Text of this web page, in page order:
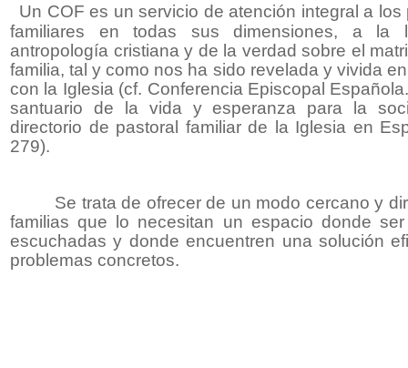
Un COF es un servicio de atención integral a los
familiares en todas sus dimensiones, a
antropología cristiana y de la verdad sobre el
familia, tal y como nos ha sido revelada y vivida
con la Iglesia (cf. Conferencia Episcopal
santuario de la vida y esperanza para la
directorio de pastoral familiar de la Iglesia en
279).
Se trata de ofrecer de un modo cercano y
familias que lo necesitan un espacio donde ser
escuchadas y donde encuentren una solución
problemas concretos.